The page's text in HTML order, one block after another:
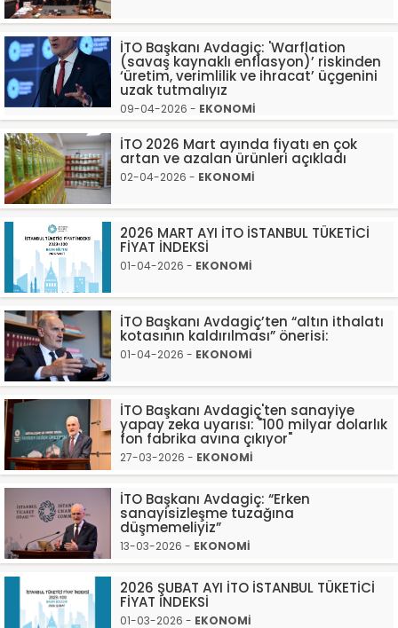
İTO Başkanı Avdagiç: 'Warflation
(savaş kaynaklı enflasyon)’ riskinden
‘üretim, verimlilik ve ihracat’ üçgenini
uzak tutmalıyız
09-04-2026 - EKONOMİ
İTO 2026 Mart ayında fiyatı en çok
artan ve azalan ürünleri açıkladı
02-04-2026 - EKONOMİ
​2026 MART AYI İTO İSTANBUL TÜKETİCİ
FİYAT İNDEKSİ
01-04-2026 - EKONOMİ
İTO Başkanı Avdagiç’ten “altın ithalatı
kotasının kaldırılması” önerisi:
01-04-2026 - EKONOMİ
İTO Başkanı Avdagiç'ten sanayiye
yapay zeka uyarısı: "100 milyar dolarlık
fon fabrika avına çıkıyor"
27-03-2026 - EKONOMİ
İTO Başkanı Avdagiç: “Erken
sanayisizleşme tuzağına
düşmemeliyiz”
13-03-2026 - EKONOMİ
2026 ŞUBAT AYI İTO İSTANBUL TÜKETİCİ
FİYAT İNDEKSİ
01-03-2026 - EKONOMİ